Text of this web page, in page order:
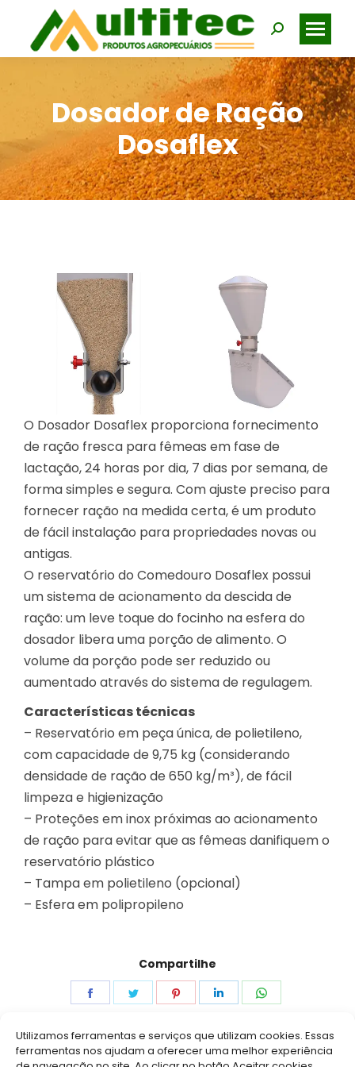
Utilizamos ferramentas e serviços que utilizam cookies. Essas
ferramentas nos ajudam a oferecer uma melhor experiência
Search:
Dosador de Ração
Dosaflex
O Dosador Dosaflex proporciona fornecimento
de ração fresca para fêmeas em fase de
lactação, 24 horas por dia, 7 dias por semana, de
forma simples e segura. Com ajuste preciso para
fornecer ração na medida certa, é um produto
de fácil instalação para propriedades novas ou
antigas.
O reservatório do Comedouro Dosaflex possui
um sistema de acionamento da descida de
ração: um leve toque do focinho na esfera do
dosador libera uma porção de alimento. O
volume da porção pode ser reduzido ou
aumentado através do sistema de regulagem.
Características técnicas
– Reservatório em peça única, de polietileno,
com capacidade de 9,75 kg (considerando
densidade de ração de 650 kg/m³), de fácil
limpeza e higienização
– Proteções em inox próximas ao acionamento
de ração para evitar que as fêmeas danifiquem o
reservatório plástico
– Tampa em polietileno (opcional)
– Esfera em polipropileno
Compartilhe
Share
Facebook
Share
Twitter
Share
Pinterest
Share
LinkedInWhatsApp